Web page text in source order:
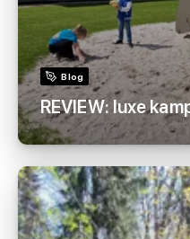
Blog
REVIEW: luxe